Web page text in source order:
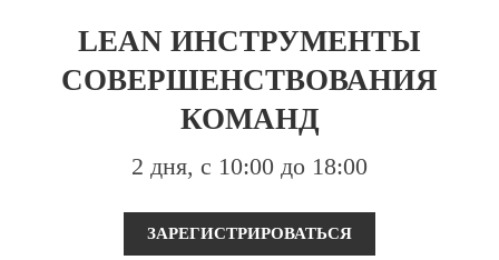
LEAN ИНСТРУМЕНТЫ
СОВЕРШЕНСТВОВАНИЯ
КОМАНД
2 дня, с 10:00 до 18:00
ЗАРЕГИСТРИРОВАТЬСЯ